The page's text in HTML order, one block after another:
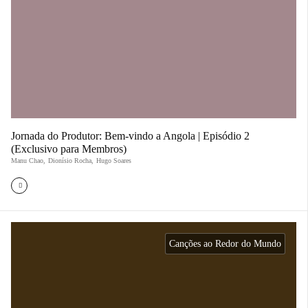
Jornada do Produtor: Bem-vindo a Angola | Episódio 2
(Exclusivo para Membros)
Manu Chao Dionísio Rocha Hugo Soares
Canções ao Redor do Mundo